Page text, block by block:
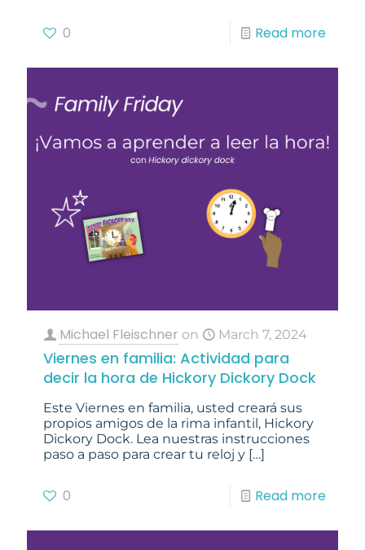
0 Read more
Michael Fleischner on March 7, 2024
Viernes en familia: Actividad para
decir la hora de Hickory Dickory Dock
Este Viernes en familia, usted creará sus
propios amigos de la rima infantil, Hickory
Dickory Dock. Lea nuestras instrucciones
paso a paso para crear tu reloj y […]
0 Read more